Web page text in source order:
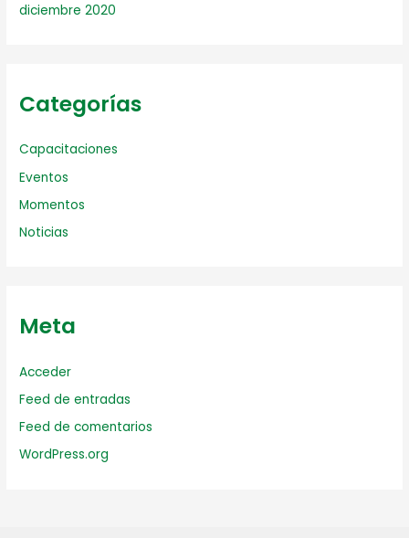
diciembre 2020
Categorías
Capacitaciones
Eventos
Momentos
Noticias
Meta
Acceder
Feed de entradas
Feed de comentarios
WordPress.org